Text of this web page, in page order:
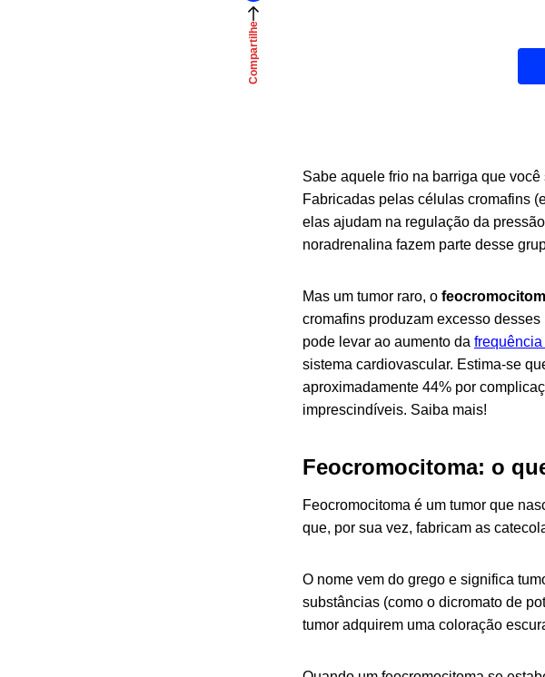
Compartilhe
Sabe aquele frio na barriga que
Fabricadas pelas células cromafins
elas ajudam na regulação da
noradrenalina fazem parte desse
Mas um tumor raro, o
cromafins produzam excesso
pode levar ao aumento da
sistema cardiovascular. Estima-se
aproximadamente 44% por
imprescindíveis. Saiba mais!
Feocromocitoma: o
Feocromocitoma é um tumor que
que, por sua vez, fabricam as
O nome vem do grego e significa
substâncias (como o dicromato de
tumor adquirem uma coloração